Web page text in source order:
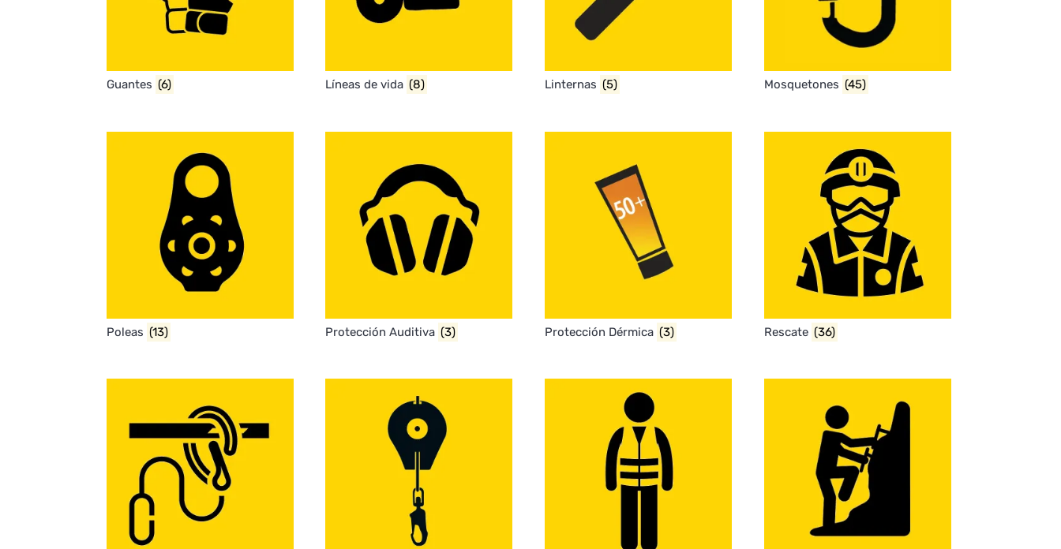
Guantes (6) Líneas de vida (8) Linternas (5) Mosquetones (45)
Poleas (13) Protección Auditiva (3) Protección Dérmica (3) Rescate (36)